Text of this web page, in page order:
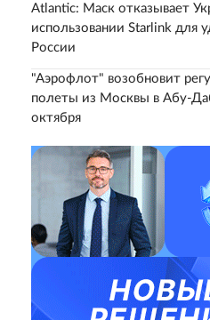
Atlantic: Маск отказывает
использовании Starlink для
России
"Аэрофлот" возобновит
полеты из Москвы в Абу-
октября